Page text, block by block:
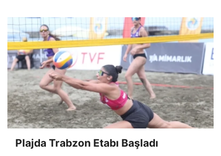
Plajda Trabzon Etabı Başladı